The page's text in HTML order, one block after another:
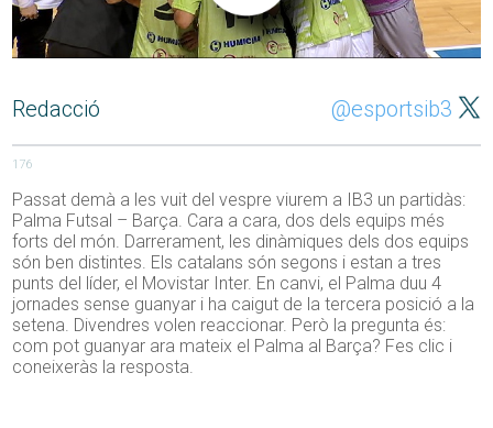
Redacció @esportsib3
176
Passat demà a les vuit del vespre viurem a IB3 un partidàs:
Palma Futsal – Barça. Cara a cara, dos dels equips més
forts del món. Darrerament, les dinàmiques dels dos equips
són ben distintes. Els catalans són segons i estan a tres
punts del líder, el Movistar Inter. En canvi, el Palma duu 4
jornades sense guanyar i ha caigut de la tercera posició a la
setena. Divendres volen reaccionar. Però la pregunta és:
com pot guanyar ara mateix el Palma al Barça? Fes clic i
coneixeràs la resposta.